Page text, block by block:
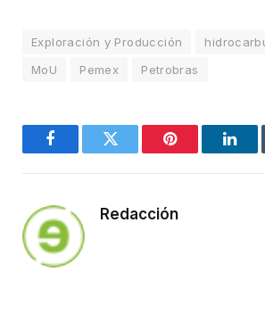
Exploración y Producción
MoU
Pemex Petrobras
FacebookTwitter Pinterest
Redacción